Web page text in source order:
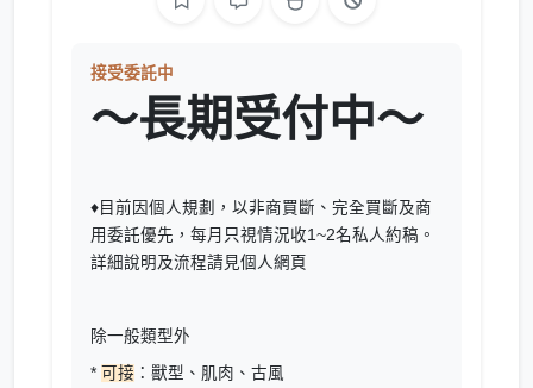
接受委託中
～長期受付中～
♦目前因個人規劃，以非商買斷、完全買斷及商
用委託優先，每月只視情況收1~2名私人約稿。
詳細說明及流程請見個人網頁
除一般類型外
* 可接 ：獸型、肌肉、古風